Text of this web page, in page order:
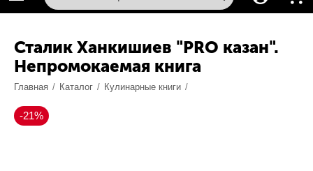
Сталик Ханкишиев "PRO казан".
Непромокаемая книга
Главная / Каталог / Кулинарные книги /
-21%